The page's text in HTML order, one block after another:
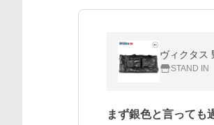
ヴィクタス
STAND IN
まず銀色と言って